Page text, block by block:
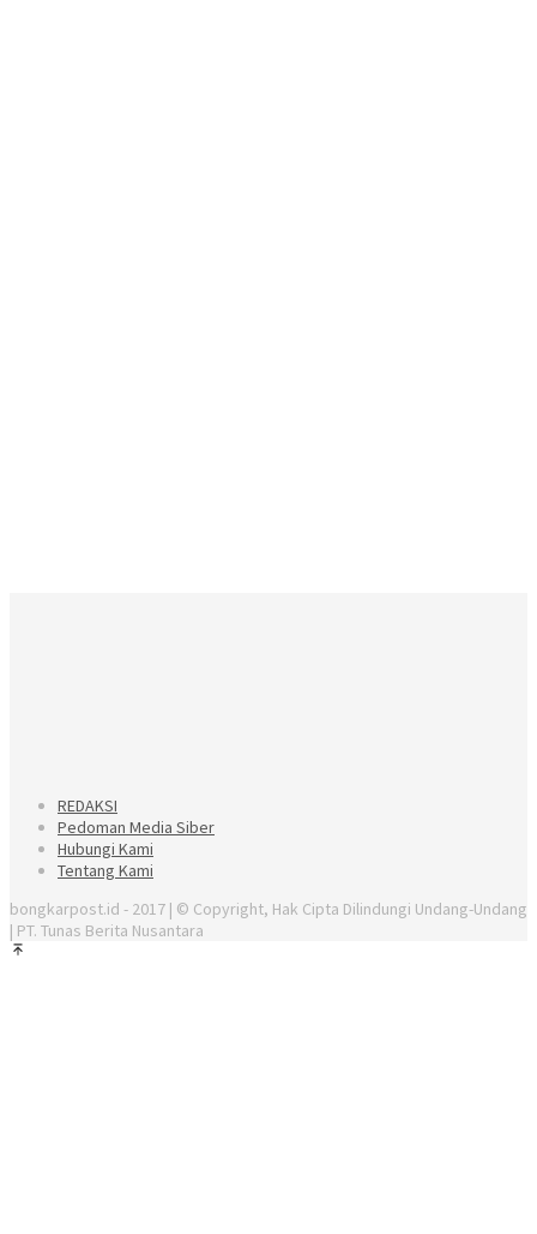
REDAKSI
Pedoman Media Siber
Hubungi Kami
Tentang Kami
bongkarpost.id - 2017 | © Copyright, Hak Cipta Dilindungi Undang-Undang
| PT. Tunas Berita Nusantara